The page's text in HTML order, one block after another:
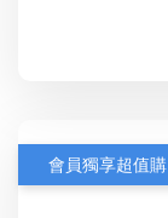
會員獨享超值購